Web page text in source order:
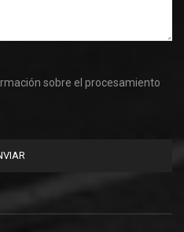
sobre el procesamiento